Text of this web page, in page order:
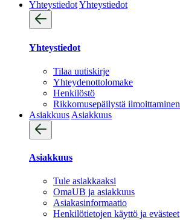
YhteystiedotYhteystiedot
Yhteystiedot
Tilaa uutiskirje
Yhteydenotto­lomake
Henkilöstö
Rikkomusepäilystä ilmoittaminen
Asiakkuus Asiakkuus
Asiakkuus
Tule asiakkaaksi
OmaUB ja asiakkuus
Asiakasinformaatio
Henkilötietojen käyttö ja evästeet